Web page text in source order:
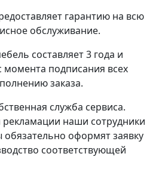
гарантию на всю
обслуживание.
составляет 3 года и
момента подписания всех
заказа.
служба сервиса.
наши сотрудники
оформят заявку
соответствующей